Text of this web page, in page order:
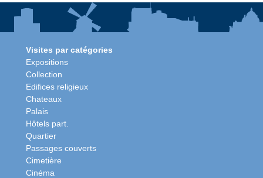
Visites par catégories
Expositions
Collection
Edifices religieux
Chateaux
Palais
Hôtels part.
Quartier
Passages couverts
Cimetière
Cinéma